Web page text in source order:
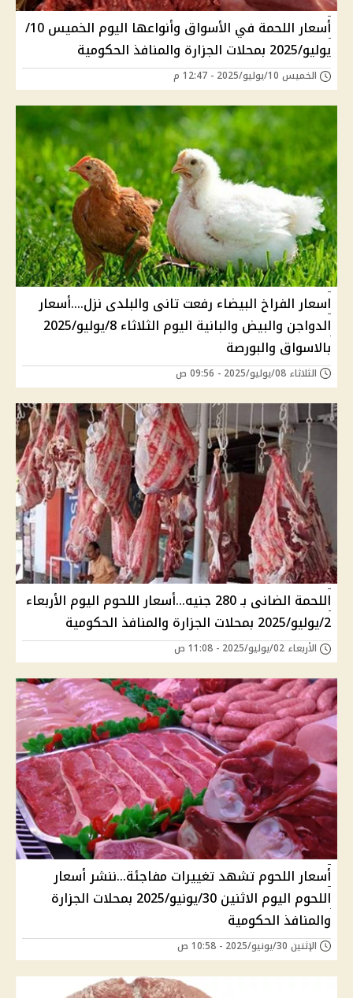
أسعار اللحمة في الأسواق وأنواعها اليوم الخميس 10/
يوليو/2025 بمحلات الجزارة والمنافذ الحكومية
الخميس 10/يوليو/2025 - 12:47 م
اسعار الفراخ البيضاء رفعت تانى والبلدى نزل....أسعار
الدواجن والبيض والبانية اليوم الثلاثاء 8/يوليو/2025
بالاسواق والبورصة
الثلاثاء 08/يوليو/2025 - 09:56 ص
اللحمة الضانى بـ 280 جنيه...أسعار اللحوم اليوم الأربعاء
2/يوليو/2025 بمحلات الجزارة والمنافذ الحكومية
الأربعاء 02/يوليو/2025 - 11:08 ص
أسعار اللحوم تشهد تغييرات مفاجئة...ننشر أسعار
اللحوم اليوم الاثنين 30/يونيو/2025 بمحلات الجزارة
والمنافذ الحكومية
الإثنين 30/يونيو/2025 - 10:58 ص